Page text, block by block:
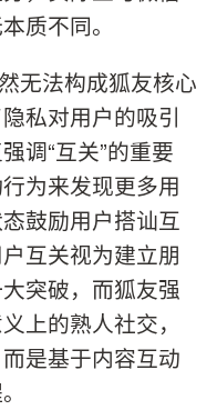
质不同。
无法构成狐友核心
私对用户的吸引
调“互关”的重要
为来发现更多用
鼓励用户搭讪互
互关视为建立朋
突破，而狐友强
上的熟人社交，
是基于内容互动